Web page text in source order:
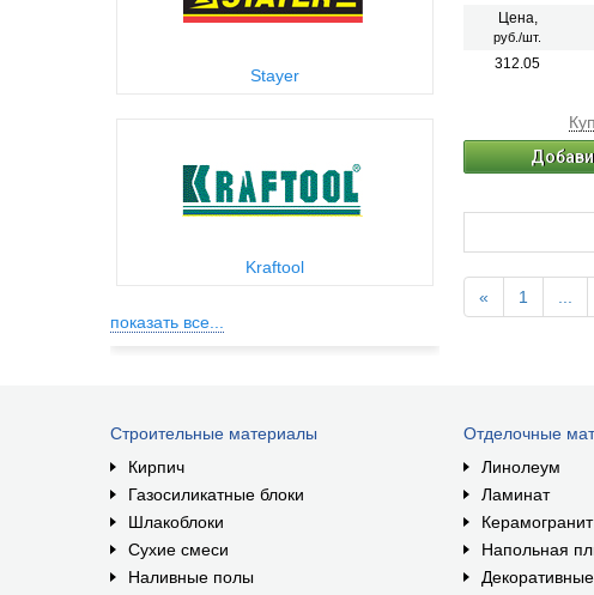
Stayer
Kraftool
показать все...
Цена,
руб./шт.
312.05
« 1
Строительные материалы
Кирпич
Газосиликатные блоки
Шлакоблоки
Сухие смеси
Наливные полы
Отделочные
Линолеум
Ламинат
Керамогранит
Напольная